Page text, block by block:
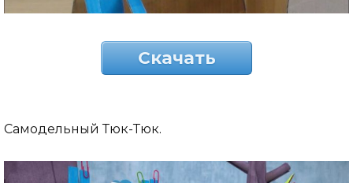
Скачать
Самодельный Тюк-Тюк.